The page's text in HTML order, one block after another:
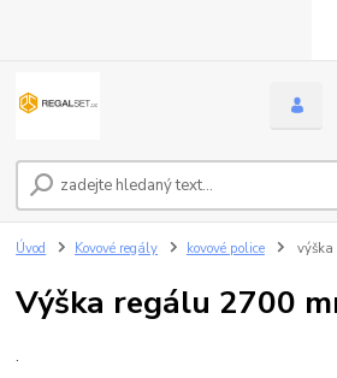
Úvod Kovové regály kovové police
Výška regálu 2700
.